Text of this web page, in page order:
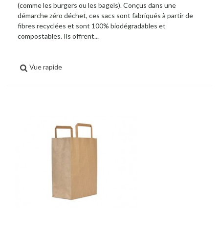
(comme les burgers ou les bagels). Conçus dans une
démarche zéro déchet, ces sacs sont fabriqués à partir de
fibres recyclées et sont 100% biodégradables et
compostables. Ils offrent...
Vue rapide